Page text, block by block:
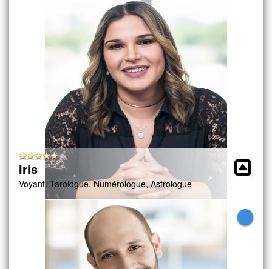
Iris
Voyant, Tarologue, Numérologue, Astrologue